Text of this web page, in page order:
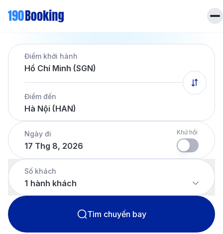
Trang chủ
Vé máy bay
Dịch vụ
Khách sạn
Tin tứcLiên hệ
Hotline
028 7303 6167
Tiếng Việt
Điểm khởi hành
Hồ Chí Minh (SGN)
Điểm đến
Hà Nội (HAN)
Ngày đi
17 Thg 8, 2026
Khứ hồi
Số khách
1 hành khách
Tìm chuyến bay